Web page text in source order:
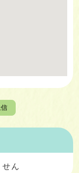
ん